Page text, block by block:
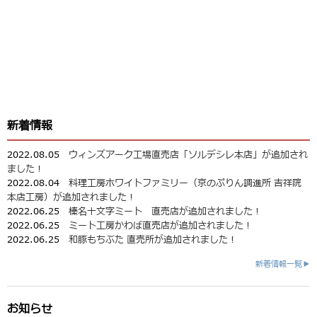
新着情報
2022.08.05 ウィンズアーク工場直売店「ソルデシレ本店」が追加され
ました！
2022.08.04 料理工房ホワイトファミリー（京のぷりん調進所 吉祥院
本店工房）が追加されました！
2022.06.25 榛名十文字ミート 直売店が追加されました！
2022.06.25 ミート工房かわば直売店が追加されました！
2022.06.25 和豚もちぶた 直売所が追加されました！
新着情報一覧▶
お知らせ